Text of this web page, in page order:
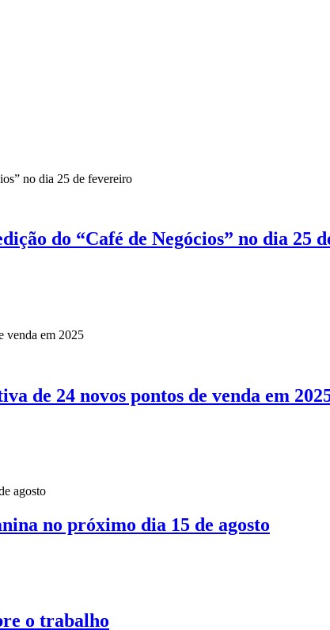
do “Café de Negócios” no dia 25
de 24 novos pontos de venda em
no próximo dia 15 de agosto
o trabalho